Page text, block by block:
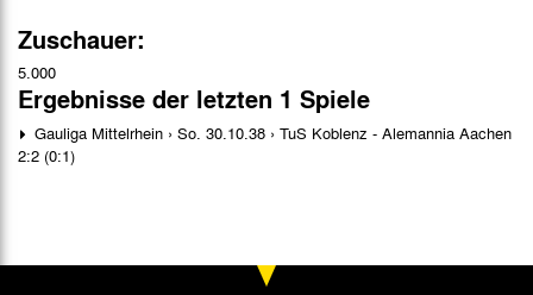
Zuschauer:
5.000
Ergebnisse der letzten 1 Spiele
Gauliga Mittelrhein › So. 30.10.38 › TuS Koblenz - Alemannia Aachen
2:2 (0:1)